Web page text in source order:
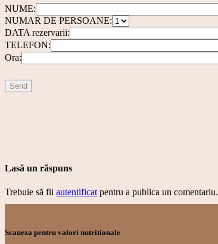
NUME:
NUMAR DE PERSOANE:
DATA rezervarii:
TELEFON:
Ora:
Send
Lasă un răspuns
Trebuie să fii autentificat pentru a publica un comentariu.
Scaneza pentru valori nutritionale